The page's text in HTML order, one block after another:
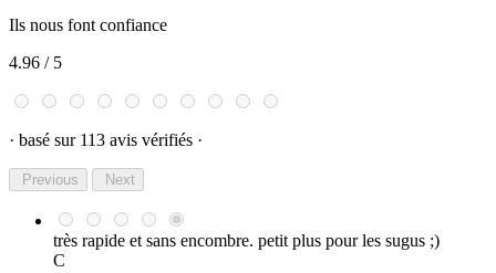
✅ Batterie intégrée 2800 mAh
✅ Airflow réglable
✅ Activation auto, bouton ou mixte
✅ Cartouche Dual Mesh ultra performante
Contenu du kit
1 pod Fluffi Pro
1 cartouche Fluffi Dual Mesh 0,4 ohm
1 drip tip 510
Ils nous font confiance
4.96 / 5
· basé sur 113 avis vérifiés ·
Previous Next
très rapide et sans encombre. petit plus pour les sugus ;)
C